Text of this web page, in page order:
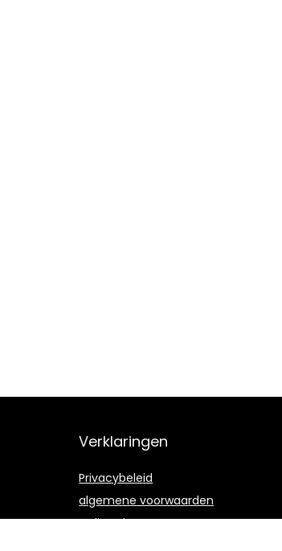
Verklaringen
Privacybeleid
algemene voorwaarden
Gelieerde